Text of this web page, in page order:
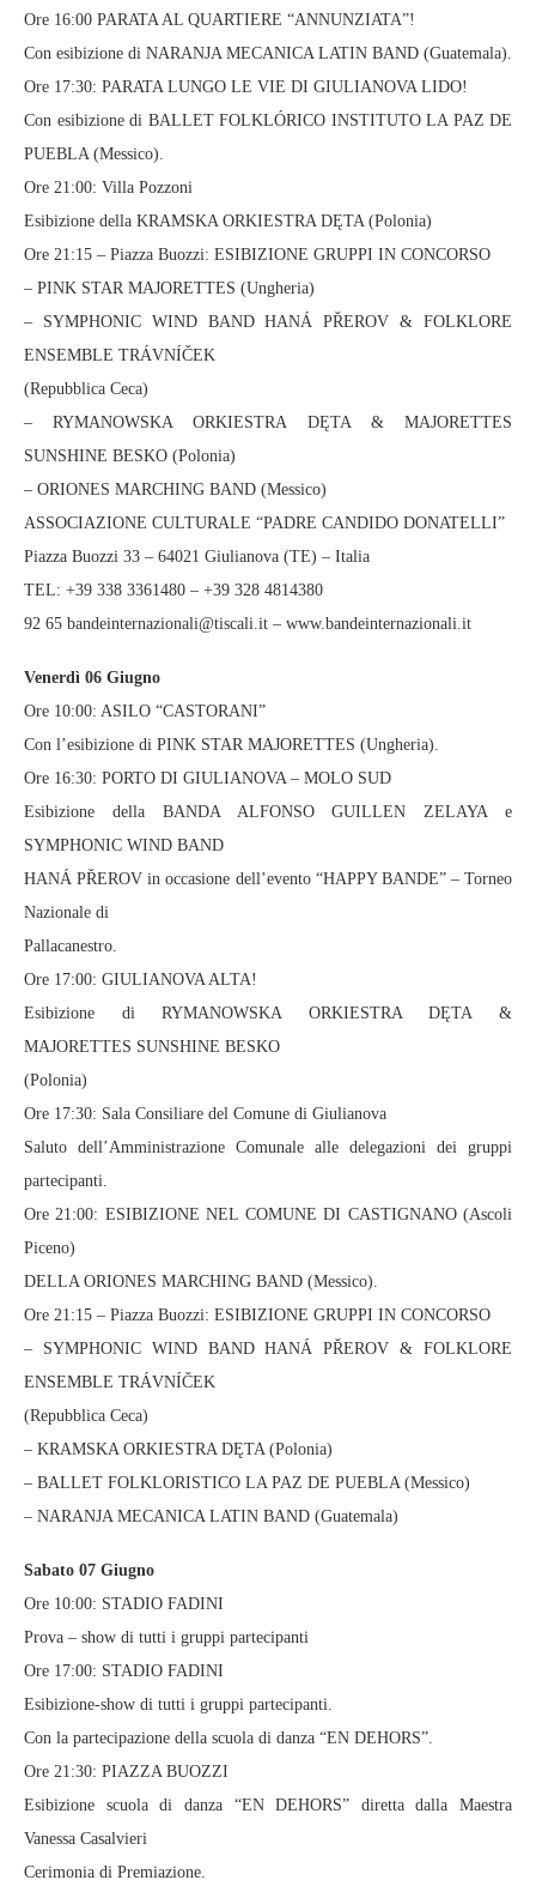
Ore 16:00 PARATA AL QUARTIERE “ANNUNZIATA”!
Con esibizione di NARANJA MECANICA LATIN BAND (Guatemala).
Ore 17:30: PARATA LUNGO LE VIE DI GIULIANOVA LIDO!
Con esibizione di BALLET FOLKLÓRICO INSTITUTO LA PAZ DE
PUEBLA (Messico).
Ore 21:00: Villa Pozzoni
Esibizione della KRAMSKA ORKIESTRA DĘTA (Polonia)
Ore 21:15 – Piazza Buozzi: ESIBIZIONE GRUPPI IN CONCORSO
– PINK STAR MAJORETTES (Ungheria)
– SYMPHONIC WIND BAND HANÁ PŘEROV & FOLKLORE
ENSEMBLE TRÁVNÍČEK
(Repubblica Ceca)
– RYMANOWSKA ORKIESTRA DĘTA & MAJORETTES
SUNSHINE BESKO (Polonia)
– ORIONES MARCHING BAND (Messico)
ASSOCIAZIONE CULTURALE “PADRE CANDIDO DONATELLI”
Piazza Buozzi 33 – 64021 Giulianova (TE) – Italia
TEL: +39 338 3361480 – +39 328 4814380
92 65 bandeinternazionali@tiscali.it – www.bandeinternazionali.it
Venerdì 06 Giugno
Ore 10:00: ASILO “CASTORANI”
Con l’esibizione di PINK STAR MAJORETTES (Ungheria).
Ore 16:30: PORTO DI GIULIANOVA – MOLO SUD
Esibizione della BANDA ALFONSO GUILLEN ZELAYA e
SYMPHONIC WIND BAND
HANÁ PŘEROV in occasione dell’evento “HAPPY BANDE” – Torneo
Nazionale di
Pallacanestro.
Ore 17:00: GIULIANOVA ALTA!
Esibizione di RYMANOWSKA ORKIESTRA DĘTA &
MAJORETTES SUNSHINE BESKO
(Polonia)
Ore 17:30: Sala Consiliare del Comune di Giulianova
Saluto dell’Amministrazione Comunale alle delegazioni dei gruppi
partecipanti.
Ore 21:00: ESIBIZIONE NEL COMUNE DI CASTIGNANO (Ascoli
Piceno)
DELLA ORIONES MARCHING BAND (Messico).
Ore 21:15 – Piazza Buozzi: ESIBIZIONE GRUPPI IN CONCORSO
– SYMPHONIC WIND BAND HANÁ PŘEROV & FOLKLORE
ENSEMBLE TRÁVNÍČEK
(Repubblica Ceca)
– KRAMSKA ORKIESTRA DĘTA (Polonia)
– BALLET FOLKLORISTICO LA PAZ DE PUEBLA (Messico)
– NARANJA MECANICA LATIN BAND (Guatemala)
Sabato 07 Giugno
Ore 10:00: STADIO FADINI
Prova – show di tutti i gruppi partecipanti
Ore 17:00: STADIO FADINI
Esibizione-show di tutti i gruppi partecipanti.
Con la partecipazione della scuola di danza “EN DEHORS”.
Ore 21:30: PIAZZA BUOZZI
Esibizione scuola di danza “EN DEHORS” diretta dalla Maestra
Vanessa Casalvieri
Cerimonia di Premiazione.